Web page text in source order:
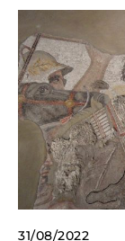
31/08/2022